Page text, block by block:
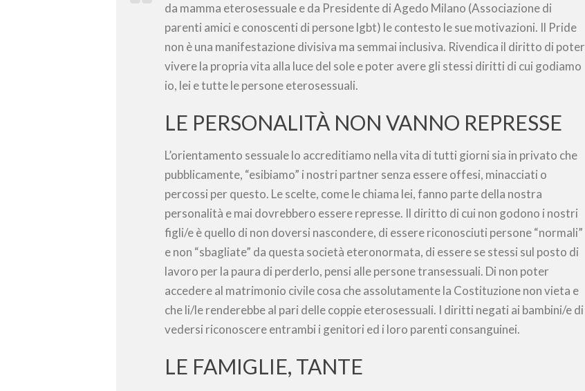
da mamma eterosessuale e da Presidente di Agedo Milano (Associazione di
parenti amici e conoscenti di persone lgbt) le contesto le sue motivazioni. Il Pride
non è una manifestazione divisiva ma semmai inclusiva. Rivendica il diritto di poter
vivere la propria vita alla luce del sole e poter avere gli stessi diritti di cui godiamo
io, lei e tutte le persone eterosessuali.
LE PERSONALITÀ NON VANNO REPRESSE
L’orientamento sessuale lo accreditiamo nella vita di tutti giorni sia in privato che
pubblicamente, “esibiamo” i nostri partner senza essere offesi, minacciati o
percossi per questo. Le scelte, come le chiama lei, fanno parte della nostra
personalità e mai dovrebbero essere represse. Il diritto di cui non godono i nostri
figli/e è quello di non doversi nascondere, di essere riconosciuti persone “normali”
e non “sbagliate” da questa società eteronormata, di essere se stessi sul posto di
lavoro per la paura di perderlo, pensi alle persone transessuali. Di non poter
accedere al matrimonio civile cosa che assolutamente la Costituzione non vieta e
che li/le renderebbe al pari delle coppie eterosessuali. I diritti negati ai bambini/e di
vedersi riconoscere entrambi i genitori ed i loro parenti consanguinei.
LE FAMIGLIE, TANTE